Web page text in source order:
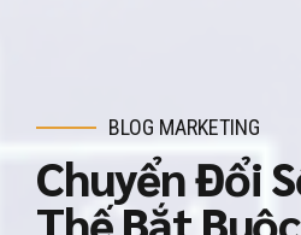
BLOG MARKETING
Chuyển Đổi
Thế Bắt